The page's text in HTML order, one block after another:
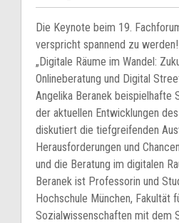
Die Keynote beim 19.
verspricht spannend zu
„Digitale Räume im Wandel:
Onlineberatung und Digital
Angelika Beranek beispielhafte
der aktuellen Entwicklungen
diskutiert die tiefgreifenden
Herausforderungen und
und die Beratung im digitalen
Beranek ist Professorin und
Hochschule München, Fakultät
Sozialwissenschaften mit dem